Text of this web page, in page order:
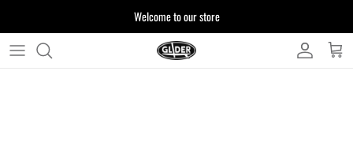
ッ
Welcome to our store